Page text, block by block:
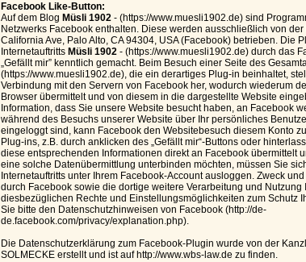
Facebook Like-Button:
Auf dem Blog Müsli 1902 - (https://www.muesli1902.de) sind
Netzwerks Facebook enthalten. Diese werden ausschließlich von
California Ave, Palo Alto, CA 94304, USA (Facebook) betrieben. Die
Internetauftritts Müsli 1902 - (https://www.muesli1902.de) durch das
„Gefällt mir” kenntlich gemacht. Beim Besuch einer Seite des
(https://www.muesli1902.de), die ein derartiges Plug-in beinhaltet,
Verbindung mit den Servern von Facebook her, wodurch wiederum
Browser übermittelt und von diesem in die dargestellte Website
Information, dass Sie unsere Website besucht haben, an Facebook
während des Besuchs unserer Website über Ihr persönliches
eingeloggt sind, kann Facebook den Websitebesuch diesem Konto
Plug-ins, z.B. durch anklicken des „Gefällt mir“-Buttons oder
diese entsprechenden Informationen direkt an Facebook übermittelt
eine solche Datenübermittlung unterbinden möchten, müssen Sie
Internetauftritts unter Ihrem Facebook-Account ausloggen. Zweck
durch Facebook sowie die dortige weitere Verarbeitung und Nutzung
diesbezüglichen Rechte und Einstellungsmöglichkeiten zum Schutz
Sie bitte den Datenschutzhinweisen von Facebook (http://de-
de.facebook.com/privacy/explanation.php).
Die Datenschutzerklärung zum Facebook-Plugin wurde von der
SOLMECKE erstellt und ist auf http://www.wbs-law.de zu finden.